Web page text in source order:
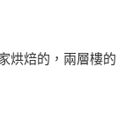
烘焙的，兩層樓的